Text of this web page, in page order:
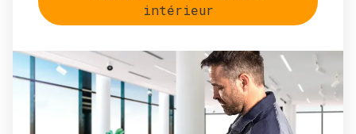
intérieur